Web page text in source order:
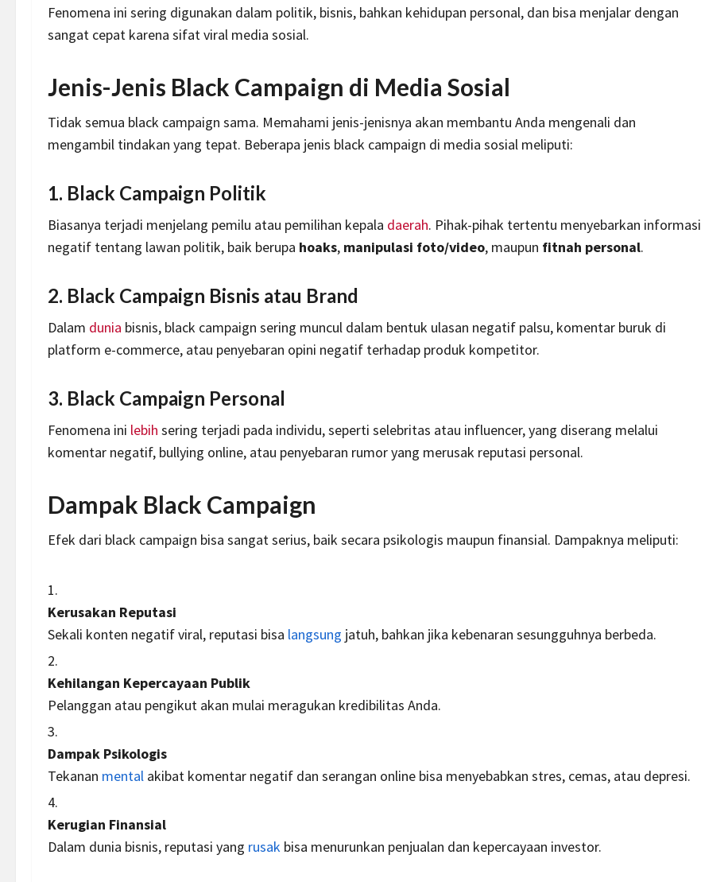
Fenomena ini sering digunakan dalam politik, bisnis, bahkan kehidupan personal, dan bisa menjalar dengan
sangat cepat karena sifat viral media sosial.
Jenis-Jenis Black Campaign di Media Sosial
Tidak semua black campaign sama. Memahami jenis-jenisnya akan membantu Anda mengenali dan
mengambil tindakan yang tepat. Beberapa jenis black campaign di media sosial meliputi:
1. Black Campaign Politik
Biasanya terjadi menjelang pemilu atau pemilihan kepala daerah. Pihak-pihak tertentu menyebarkan informasi
negatif tentang lawan politik, baik berupa hoaks, manipulasi foto/video, maupun fitnah personal.
2. Black Campaign Bisnis atau Brand
Dalam dunia bisnis, black campaign sering muncul dalam bentuk ulasan negatif palsu, komentar buruk di
platform e-commerce, atau penyebaran opini negatif terhadap produk kompetitor.
3. Black Campaign Personal
Fenomena ini lebih sering terjadi pada individu, seperti selebritas atau influencer, yang diserang melalui
komentar negatif, bullying online, atau penyebaran rumor yang merusak reputasi personal.
Dampak Black Campaign
Efek dari black campaign bisa sangat serius, baik secara psikologis maupun finansial. Dampaknya meliputi:
Kerusakan Reputasi
Sekali konten negatif viral, reputasi bisa langsung jatuh, bahkan jika kebenaran sesungguhnya berbeda.
Kehilangan Kepercayaan Publik
Pelanggan atau pengikut akan mulai meragukan kredibilitas Anda.
Dampak Psikologis
Tekanan mental akibat komentar negatif dan serangan online bisa menyebabkan stres, cemas, atau depresi.
Kerugian Finansial
Dalam dunia bisnis, reputasi yang rusak bisa menurunkan penjualan dan kepercayaan investor.